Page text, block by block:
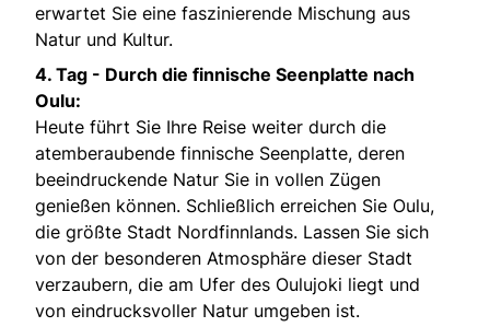
erwartet Sie eine faszinierende Mischung aus
Natur und Kultur.
4. Tag - Durch die finnische Seenplatte nach
Oulu:
Heute führt Sie Ihre Reise weiter durch die
atemberaubende finnische Seenplatte, deren
beeindruckende Natur Sie in vollen Zügen
genießen können. Schließlich erreichen Sie Oulu,
die größte Stadt Nordfinnlands. Lassen Sie sich
von der besonderen Atmosphäre dieser Stadt
verzaubern, die am Ufer des Oulujoki liegt und
von eindrucksvoller Natur umgeben ist.